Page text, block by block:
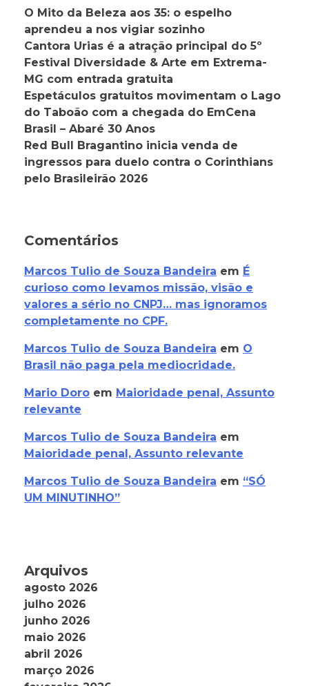
O Mito da Beleza aos 35: o espelho
aprendeu a nos vigiar sozinho
Cantora Urias é a atração principal do 5º
Festival Diversidade & Arte em Extrema-
MG com entrada gratuita
Espetáculos gratuitos movimentam o Lago
do Taboão com a chegada do EmCena
Brasil – Abaré 30 Anos
Red Bull Bragantino inicia venda de
ingressos para duelo contra o Corinthians
pelo Brasileirão 2026
Comentários
Marcos Tulio de Souza Bandeira em É
curioso como levamos missão, visão e
valores a sério no CNPJ… mas ignoramos
completamente no CPF.
Marcos Tulio de Souza Bandeira em O
Brasil não paga pela mediocridade.
Mario Doro em Maioridade penal, Assunto
relevante
Marcos Tulio de Souza Bandeira em
Maioridade penal, Assunto relevante
Marcos Tulio de Souza Bandeira em “SÓ
UM MINUTINHO”
Arquivos
agosto 2026
julho 2026
junho 2026
maio 2026
abril 2026
março 2026